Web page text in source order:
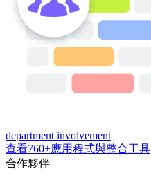
department involvement
查看760+應用程式與整合工具
合作夥伴